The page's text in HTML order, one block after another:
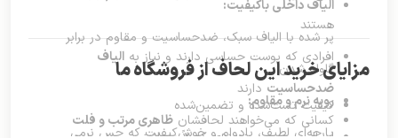
الیاف داخلی باکیفیت:
پر شده با الیاف سبک، ضدحساسیت و مقاوم در برابر
گلوله شدن.
رویه نرم و مقاوم:
پارچه‌ای لطیف، بادوام و خوش‌کیفیت که حس نرمی
هستند
افرادی که پوست حساسی دارند و نیاز به الیاف
ضدحساسیت دارند
کسانی که می‌خواهند لحافشان ظاهری مرتب و فلت
مزایای خرید این لحاف از فروشگاه ما
کیفیت تست‌شده و تضمین‌شده